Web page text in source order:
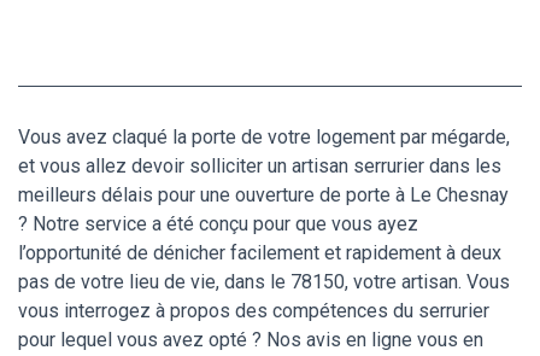
Vous avez claqué la porte de votre logement par mégarde,
et vous allez devoir solliciter un artisan serrurier dans les
meilleurs délais pour une ouverture de porte à Le Chesnay
? Notre service a été conçu pour que vous ayez
l’opportunité de dénicher facilement et rapidement à deux
pas de votre lieu de vie, dans le 78150, votre artisan. Vous
vous interrogez à propos des compétences du serrurier
pour lequel vous avez opté ? Nos avis en ligne vous en